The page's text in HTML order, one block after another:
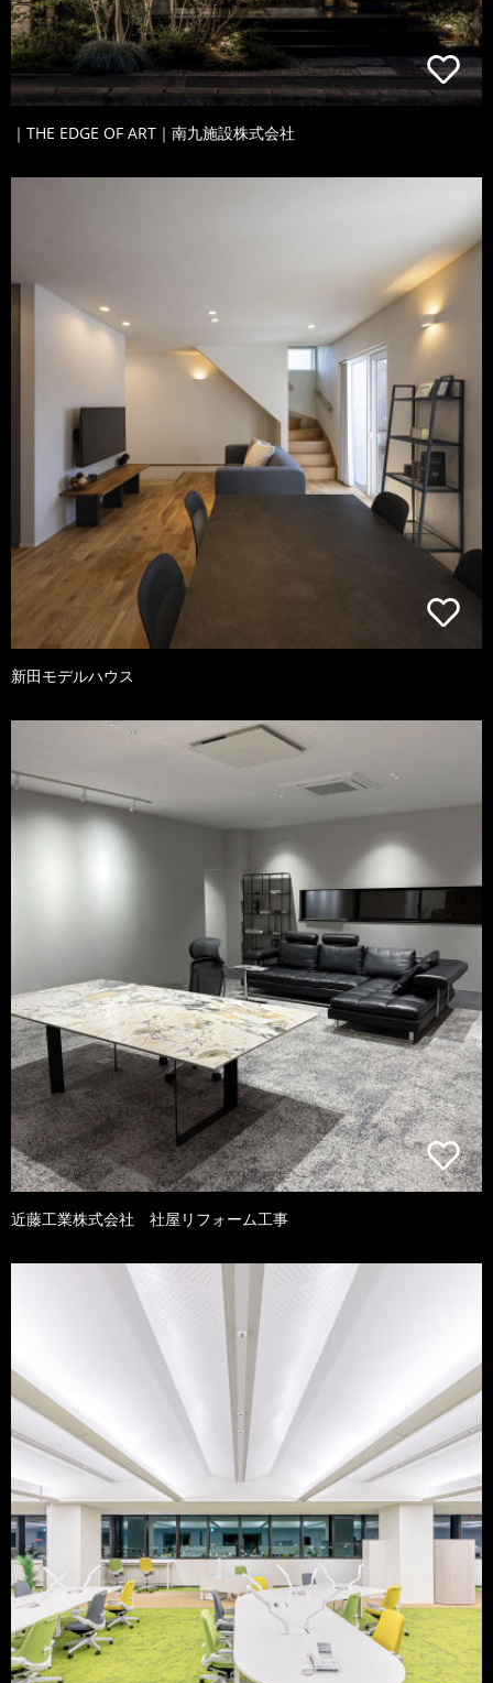
｜THE EDGE OF ART｜南九施設株式会社
新田モデルハウス
近藤工業株式会社 社屋リフォーム工事